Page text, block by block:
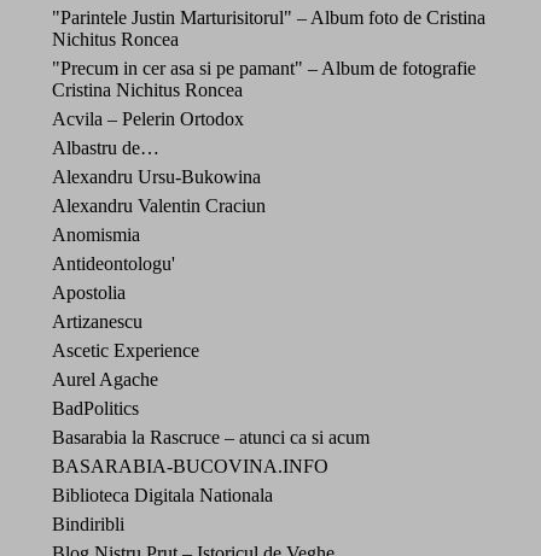
"Parintele Justin Marturisitorul" – Album foto de Cristina
Nichitus Roncea
"Precum in cer asa si pe pamant" – Album de fotografie
Cristina Nichitus Roncea
Acvila – Pelerin Ortodox
Albastru de…
Alexandru Ursu-Bukowina
Alexandru Valentin Craciun
Anomismia
Antideontologu'
Apostolia
Artizanescu
Ascetic Experience
Aurel Agache
BadPolitics
Basarabia la Rascruce – atunci ca si acum
BASARABIA-BUCOVINA.INFO
Biblioteca Digitala Nationala
Bindiribli